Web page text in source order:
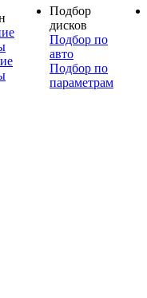
Подбор
дисков
Подбор по
авто
Подбор по
параметрам